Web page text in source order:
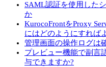
SAML認証を使用した
か
KurocoFrontをProxy
にはどのようにすれば
管理画面の操作ログは
プレビュー機能で副言
与できますか?